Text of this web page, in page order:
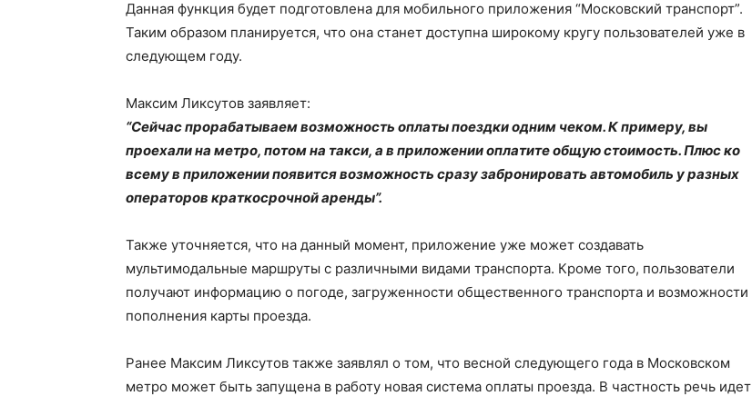
Данная функция будет подготовлена для мобильного приложения “Московский транспорт”.
Таким образом планируется, что она станет доступна широкому кругу пользователей уже в
следующем году.
Максим Ликсутов заявляет:
“Сейчас прорабатываем возможность оплаты поездки одним чеком. К примеру, вы
проехали на метро, ​​потом на такси, а в приложении оплатите общую стоимость. Плюс ко
всему в приложении появится возможность сразу забронировать автомобиль у разных
операторов краткосрочной аренды”.
Также уточняется, что на данный момент, приложение уже может создавать
мультимодальные маршруты с различными видами транспорта. Кроме того, пользователи
получают информацию о погоде, загруженности общественного транспорта и возможности
пополнения карты проезда.
Ранее Максим Ликсутов также заявлял о том, что весной следующего года в Московском
метро может быть запущена в работу новая система оплаты проезда. В частность речь идет